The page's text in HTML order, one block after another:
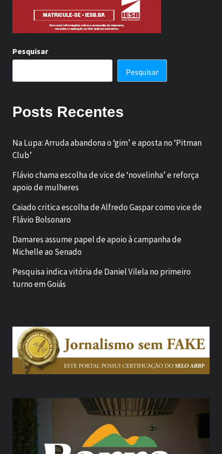
Pesquisar
Pesquisar
Posts Recentes
Na Lupa: Arruda abandona o ‘gim’ e aposta no ‘Pitman
Club’
Flávio chama escolha de vice de ‘novelinha’ e reforça
apoio de mulheres
Caiado critica escolha de Alfredo Gaspar como vice de
Flávio Bolsonaro
Damares assume papel de apoio à campanha de
Michelle ao Senado
Pesquisa indica vitória de Daniel Vilela no primeiro
turno em Goiás